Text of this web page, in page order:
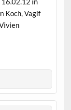
Koch, Vagif